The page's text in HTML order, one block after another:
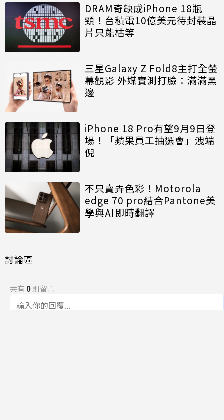
DRAM奇缺成iPhone 18瓶
頸！台積電10億美元待封裝晶
片只能枯等
三星Galaxy Z Fold8主打全螢
幕觀影 外媒實測打臉：滿滿黑
邊
iPhone 18 Pro有望9月9日登
場！「蘋果員工抽選會」洩端
倪
不只賣弄色彩！Motorola
edge 70 pro結合Pantone美
學與AI即時翻譯
討論區
共有 0則留言